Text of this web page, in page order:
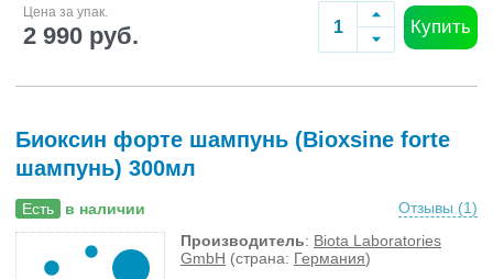
Цена за упак.
2 990 руб. Купить
Биоксин форте шампунь (Bioxsine forte
шампунь) 300мл
Есть в наличии Отзывы (1)
Производитель: Biota Laboratories
GmbH (страна: Германия)